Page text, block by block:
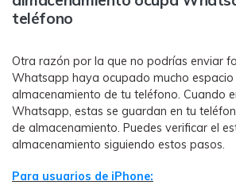
teléfono
Otra razón por la que no podrías enviar
Whatsapp haya ocupado mucho espacio
almacenamiento de tu teléfono. Cuando
Whatsapp, estas se guardan en tu
de almacenamiento. Puedes verificar el
almacenamiento siguiendo estos pasos.
Para usuarios de iPhone: